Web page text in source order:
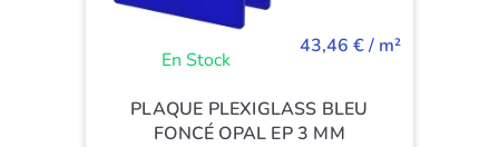
En Stock
43,46 € / m²
PLAQUE PLEXIGLASS BLEU
FONCÉ OPAL EP 3 MM